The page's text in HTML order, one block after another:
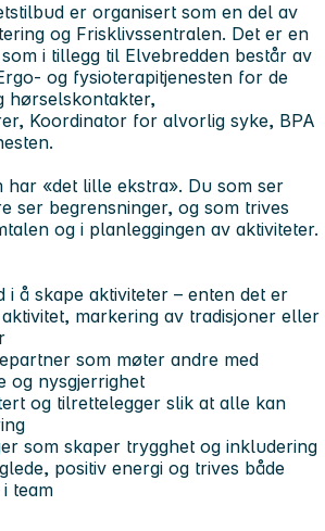
er organisert som en del av
og Frisklivssentralen. Det er en
i tillegg til Elvebredden består av
og fysioterapitjenesten for de
hørselskontakter,
Koordinator for alvorlig syke, BPA
har «det lille ekstra». Du som ser
ser begrensninger, og som trives
og i planleggingen av aktiviteter.
i å skape aktiviteter – enten det er
markering av tradisjoner eller
som møter andre med
og nysgjerrighet
og tilrettelegger slik at alle kan
som skaper trygghet og inkludering
positiv energi og trives både
team